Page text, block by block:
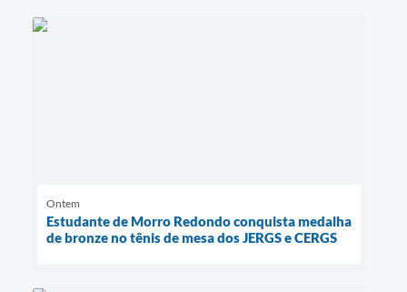
Ontem
Estudante de Morro Redondo conquista medalha
de bronze no tênis de mesa dos JERGS e CERGS